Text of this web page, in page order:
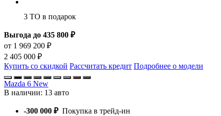
3 ТО в подарок
Выгода до 435 800 ₽
от 1 969 200 ₽
2 405 000 ₽
Купить со скидкой Рассчитать кредит Подробнее о модели
Mazda 6 New
В наличии: 13 авто
-300 000 ₽ Покупка в трейд-ин